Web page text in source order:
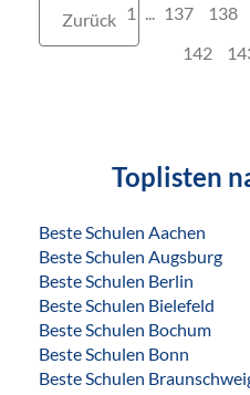
Zurück 1 137 138
142
Toplisten
Beste Schulen Aachen
Beste Schulen Augsburg
Beste Schulen Berlin
Beste Schulen Bielefeld
Beste Schulen Bochum
Beste Schulen Bonn
Beste Schulen